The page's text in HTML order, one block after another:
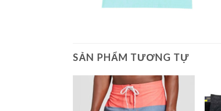
SẢN PHẨM TƯƠNG TỰ